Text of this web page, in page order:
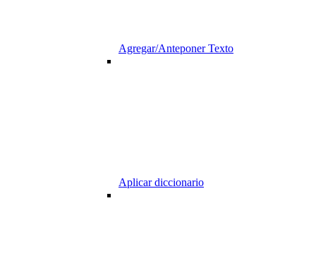
Agregar/Anteponer Texto
Aplicar diccionario